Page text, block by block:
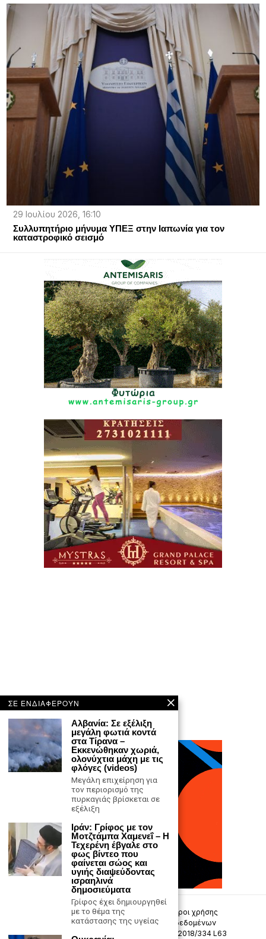
29 Ιουλίου 2026, 16:10
Συλλυπητήριο μήνυμα ΥΠΕΞ στην Ιαπωνία για τον
καταστροφικό σεισμό
Επικοινωνία Πολιτική Απορρήτου
Όροι χρήσης
Πολιτική προστασίας προσωπικών δεδομένων
Δήλωση συμμόρφωσης -σύσταση (ΕΕ) 2018/334 L63
ΣΕ ΕΝΔΙΑΦΕΡΟΥΝ
Αλβανία: Σε εξέλιξη
μεγάλη φωτιά κοντά
στα Τίρανα –
Εκκενώθηκαν χωριά,
ολονύχτια μάχη με τις
φλόγες (videos)
Μεγάλη επιχείρηση για
τον περιορισμό της
πυρκαγιάς βρίσκεται σε
εξέλιξη
Ιράν: Γρίφος με τον
Μοτζτάμπα Χαμενεΐ – Η
Τεχερένη έβγαλε στο
φως βίντεο που
φαίνεται σώος και
υγιής διαψεύδοντας
ισραηλινά
δημοσιεύματα
Γρίφος έχει δημιουργηθεί
με το θέμα της
κατάστασης της υγείας